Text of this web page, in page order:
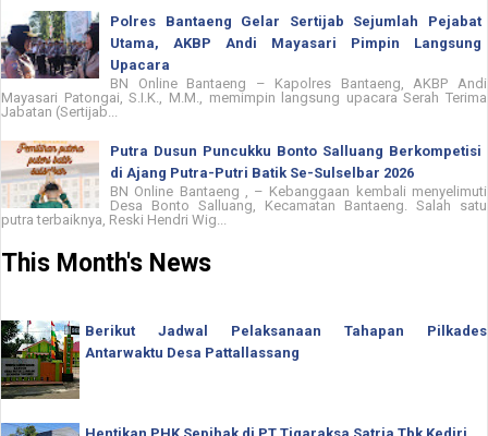
Polres Bantaeng Gelar Sertijab Sejumlah Pejabat
Utama, AKBP Andi Mayasari Pimpin Langsung
Upacara
BN Online Bantaeng – Kapolres Bantaeng, AKBP Andi
Mayasari Patongai, S.I.K., M.M., memimpin langsung upacara Serah Terima
Jabatan (Sertijab...
Putra Dusun Puncukku Bonto Salluang Berkompetisi
di Ajang Putra-Putri Batik Se-Sulselbar 2026
BN Online Bantaeng , – Kebanggaan kembali menyelimuti
Desa Bonto Salluang, Kecamatan Bantaeng. Salah satu
putra terbaiknya, Reski Hendri Wig...
This Month's News
Berikut Jadwal Pelaksanaan Tahapan Pilkades
Antarwaktu Desa Pattallassang